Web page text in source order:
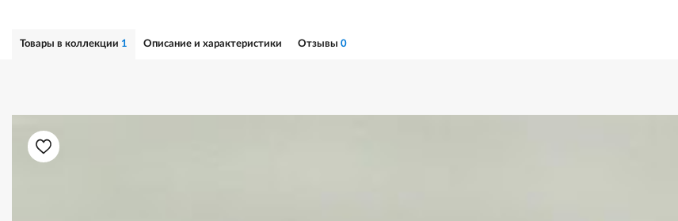
Товары в коллекции 1 Описание и характеристики Отзывы 0